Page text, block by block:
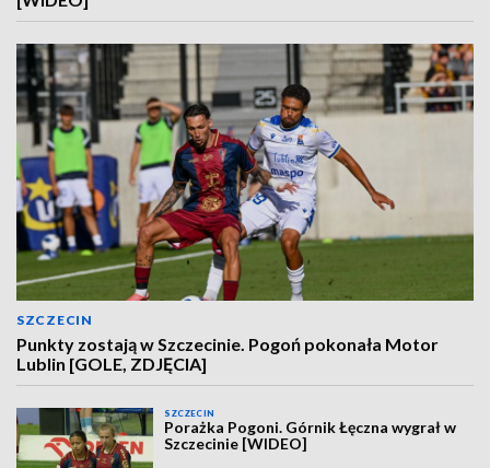
SZCZECIN
Punkty zostają w Szczecinie. Pogoń pokonała Motor
Lublin [GOLE, ZDJĘCIA]
SZCZECIN
Porażka Pogoni. Górnik Łęczna wygrał w
Szczecinie [WIDEO]